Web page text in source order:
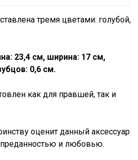
тремя цветами: голубой,
23,4 см, ширина: 17 см,
0,6 см.
как для правшей, так и
оценит данный аксессуар
преданностью и любовью.